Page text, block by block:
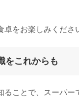
卓をお楽しみくださ
をこれからも
ることで、スーパー